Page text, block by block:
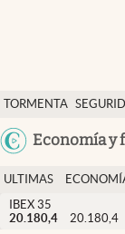
TORMENTA
Economía y
Economía y finanzas
Política
Actualidad
Criptomonedas
ULTIMAS
NOTICIAS
FINANZAS
IBEX 35
20.180,4
20.180,4